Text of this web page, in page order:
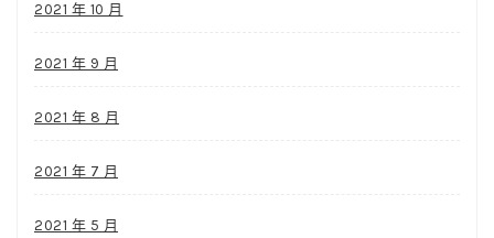
2021 年 10 月
2021 年 9 月
2021 年 8 月
2021 年 7 月
2021 年 5 月